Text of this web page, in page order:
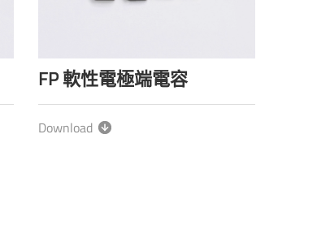
FP 軟性電極端電容
Download